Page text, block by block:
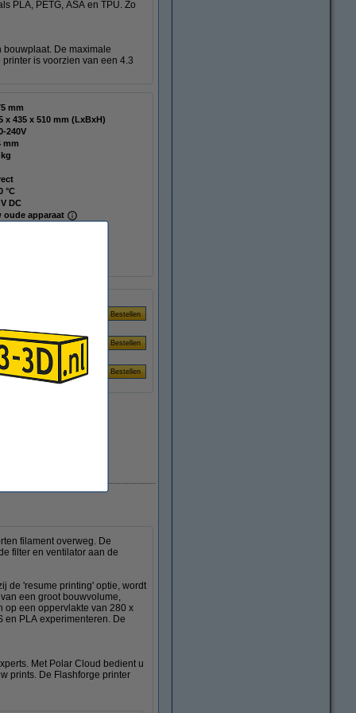
PLA, PETG, ASA en TPU. Zo
bouwplaat. De maximale
printer is voorzien van een 4.3
mm
435 x 435 x 510 mm (LxBxH)
240V
mm
°C
DC
oude apparaat
filament overweg. De
filter en ventilator aan de
de 'resume printing' optie, wordt
een groot bouwvolume,
op een oppervlakte van 280 x
en PLA experimenteren. De
Met Polar Cloud bedient u
prints. De Flashforge printer